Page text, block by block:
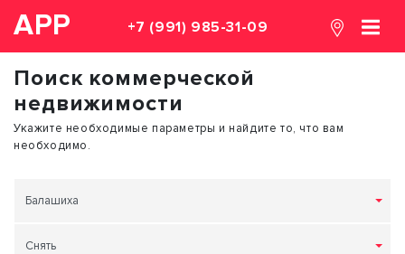
АРР +7 (991) 985-31-09
Поиск коммерческой
недвижимости
Укажите необходимые параметры и найдите то, что вам
необходимо.
Балашиха
Снять